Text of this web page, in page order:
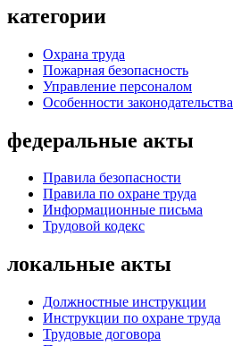
категории
Охрана труда
Пожарная безопасность
Управление персоналом
Особенности законодательства
федеральные акты
Правила безопасности
Правила по охране труда
Информационные письма
Трудовой кодекс
локальные акты
Должностные инструкции
Инструкции по охране труда
Трудовые договора